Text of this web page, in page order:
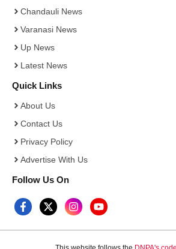
Chandauli News
Varanasi News
Up News
Latest News
Quick Links
About Us
Contact Us
Privacy Policy
Advertise With Us
Follow Us On